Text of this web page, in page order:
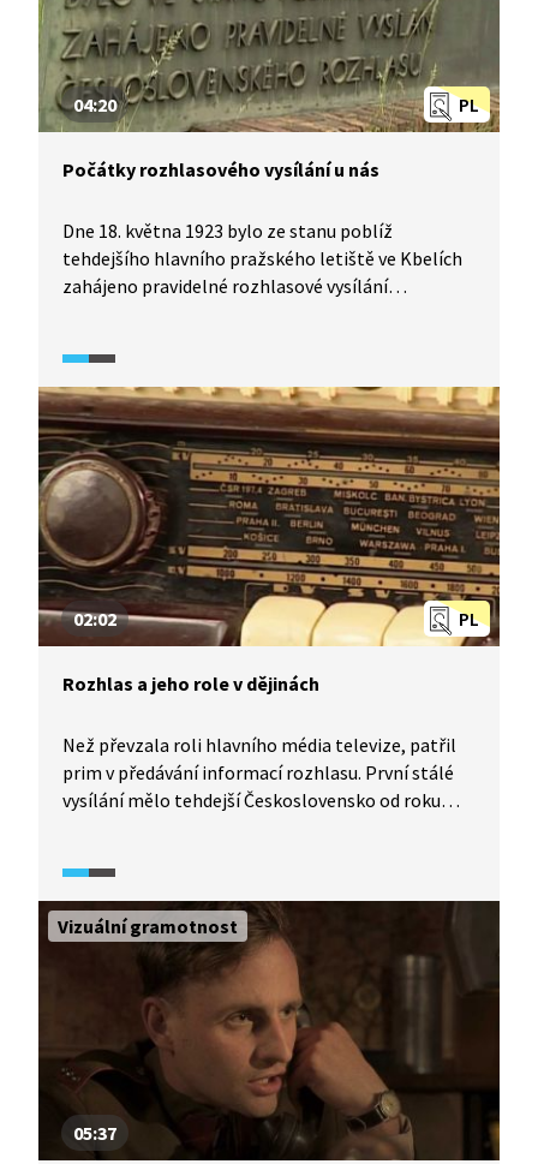
PL
04:20
Počátky rozhlasového vysílání u nás
Dne 18. května 1923 bylo ze stanu poblíž
tehdejšího hlavního pražského letiště ve Kbelích
zahájeno pravidelné rozhlasové vysílání
vysílání. Podívejte se na stručnou historii rozhlasu
v rámci pořadu, který vznikl k 95. narozeninám.
PL
02:02
Rozhlas a jeho role v dějinách
Než převzala roli hlavního média televize, patřil
prim v předávání informací rozhlasu. První stálé
vysílání mělo tehdejší Československo od roku
Vizuální gramotnost
05:37